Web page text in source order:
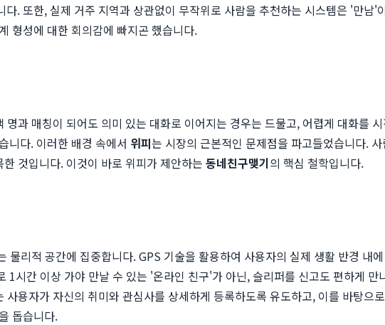
. 또한, 실제 거주 지역과 상관없이 무작위로 사람을 추천하는 시스템은 '만남'
형성에 대한 회의감에 빠지곤 했습니다.
과 매칭이 되어도 의미 있는 대화로 이어지는 경우는 드물고, 어렵게 대화를
니다. 이러한 배경 속에서 위피는 시장의 근본적인 문제점을 파고들었습니다.
것입니다. 이것이 바로 위피가 제안하는 동네친구맺기의 핵심 철학입니다.
리적 공간에 집중합니다. GPS 기술을 활용하여 사용자의 실제 생활 반경 내
시간 이상 가야 만날 수 있는 '온라인 친구'가 아닌, 슬리퍼를 신고도 편하게
용자가 자신의 취미와 관심사를 상세하게 등록하도록 유도하고, 이를 바탕으
돕습니다.